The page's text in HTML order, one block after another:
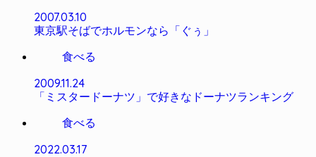
2007.03.10
東京駅そばでホルモンなら「ぐぅ」
食べる
2009.11.24
「ミスタードーナツ」で好きなドーナツランキング
食べる
2022.03.17